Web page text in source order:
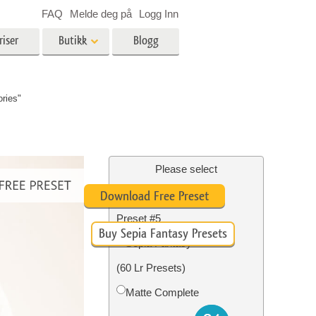
Foto restaurering
Butikk Blogg
FAQ Melde deg på Logg Inn
Please select
Free Sepia Lightroom
Preset #5
Sepia Fantasy
(60 Lr Presets)
Matte Complete
Download Free Preset
Buy Sepia Fantasy Presets